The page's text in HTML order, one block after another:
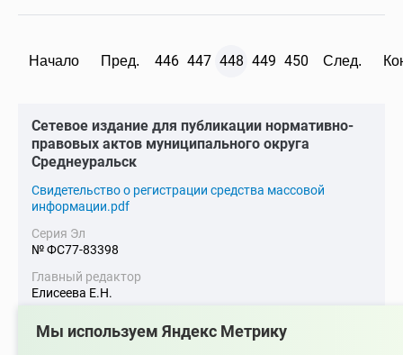
Начало Пред. 446 447 448 449 450 След.
Cетевое издание для публикации нормативно-
правовых актов муниципального округа
Среднеуральск
Cвидетельство о регистрации средства массовой
информации.pdf
Серия Эл
№ ФС77-83398
Главный редактор
Елисеева Е.Н.
upsopablik@mail.ru
Мы используем Яндекс Метрику